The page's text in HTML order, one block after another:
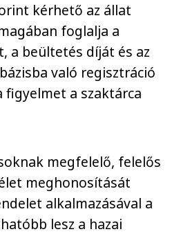
kérhető az állat
foglalja a
a beültetés díját és az
való regisztráció
figyelmet a szaktárca
megfelelő, felelős
meghonosítását
alkalmazásával a
lesz a hazai